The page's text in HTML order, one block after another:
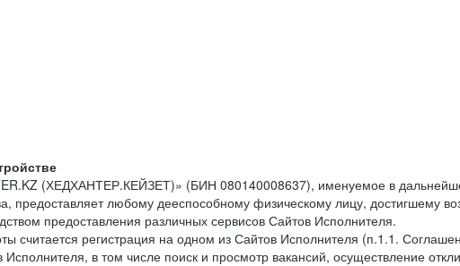
(ХЕДХАНТЕР.КЕЙЗЕТ)» (БИН 080140008637), именуемое в
предоставляет любому дееспособному физическому лицу, достигшему
предоставления различных сервисов Сайтов Исполнителя.
считается регистрация на одном из Сайтов Исполнителя (п.1.1.
в том числе поиск и просмотр вакансий, осуществление